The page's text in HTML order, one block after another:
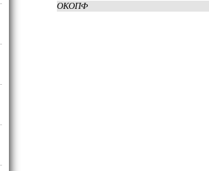
ОКОПФ